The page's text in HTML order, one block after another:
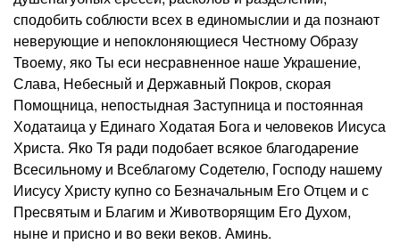
сподобить соблюсти всех в единомыслии и да познают
неверующие и непоклоняющиеся Честному Образу
Твоему, яко Ты еси несравненное наше Украшение,
Слава, Небесный и Державный Покров, скорая
Помощница, непостыдная Заступница и постоянная
Ходатаица у Единаго Ходатая Бога и человеков Иисуса
Христа. Яко Тя ради подобает всякое благодарение
Всесильному и Всеблагому Содетелю, Господу нашему
Иисусу Христу купно со Безначальным Его Отцем и с
Пресвятым и Благим и Животворящим Его Духом,
ныне и присно и во веки веков. Аминь.